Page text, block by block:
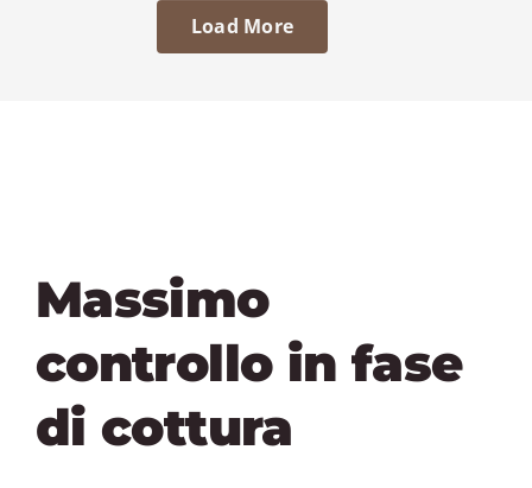
Load More
Massimo
controllo in fase
di cottura